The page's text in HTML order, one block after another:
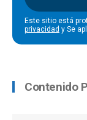
Este sitio está
privacidad y Se
Contenido